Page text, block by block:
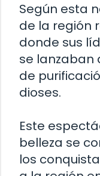
Según esta
de la región
donde sus
se lanzaban
de
dioses.
Este
belleza se
los